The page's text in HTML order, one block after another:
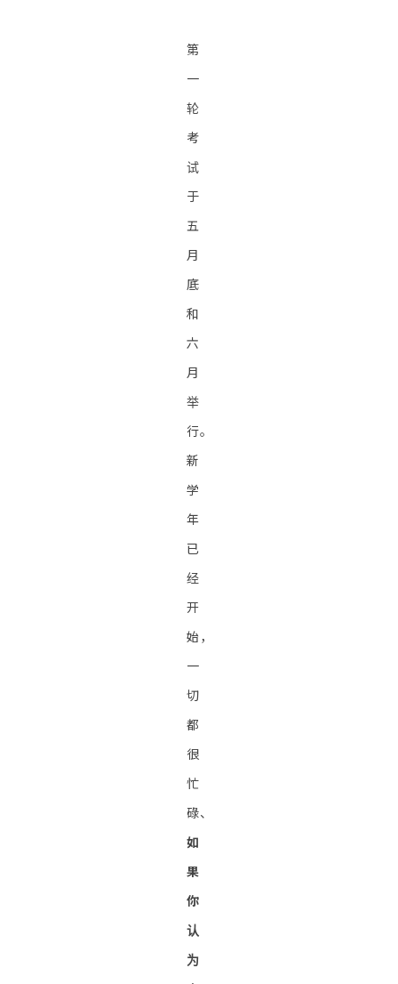
第
一
轮
考
试
于
五
月
底
和
六
月
举
行。
新
学
年
已
经
开
始，
一
切
都
很
忙
碌、
如
果
你
认
为